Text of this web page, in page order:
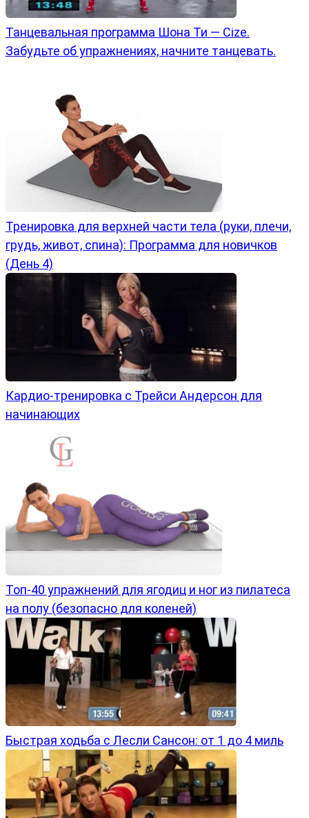
Танцевальная программа Шона Ти — Cize.
Забудьте об упражнениях, начните танцевать.
Тренировка для верхней части тела (руки, плечи,
грудь, живот, спина): Программа для новичков
(День 4)
Кардио-тренировка с Трейси Андерсон для
начинающих
Топ-40 упражнений для ягодиц и ног из пилатеса
на полу (безопасно для коленей)
Быстрая ходьба с Лесли Сансон: от 1 до 4 миль